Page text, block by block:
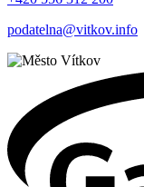
podatelna@vitkov.info